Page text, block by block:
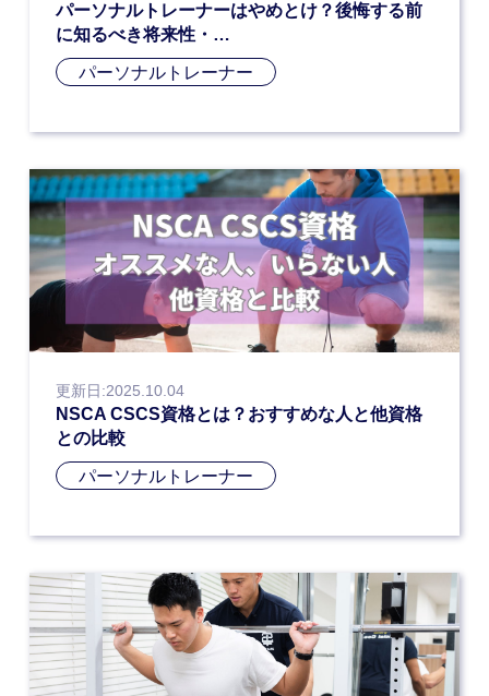
パーソナルトレーナーはやめとけ？後悔する前
に知るべき将来性・…
パーソナルトレーナー
更新日:2025.10.04
NSCA CSCS資格とは？おすすめな人と他資格
との比較
パーソナルトレーナー